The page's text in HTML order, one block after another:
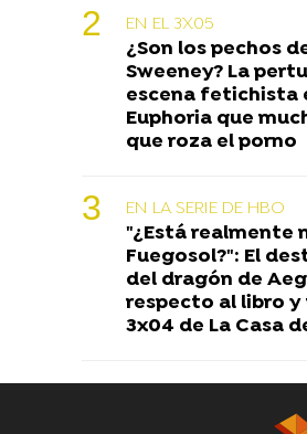
EN EL 3X05
¿Son los pechos
Sweeney? La
escena fetichista
Euphoria que
que roza el porno
EN LA SERIE DE HBO
"¿Está realmente
Fuegosol?": El
del dragón de
respecto al libro y
3x04 de La Casa